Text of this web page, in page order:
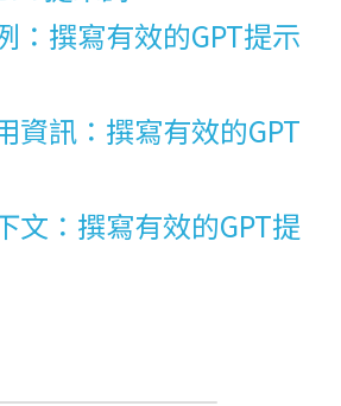
：撰寫有效的GPT提示
資訊：撰寫有效的GPT
文：撰寫有效的GPT提